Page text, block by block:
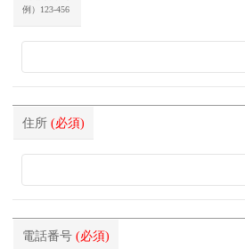
例）123-456
住所(必須)
電話番号(必須)